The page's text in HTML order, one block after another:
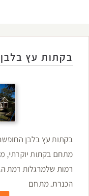
בקתות עץ בלבן
בקתות עץ בלבן
מתחם בקתות יוקרתי,
רמות שלמרגלות רמת
הכנרת. מתחם